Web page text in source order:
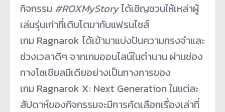
กิจกรรม #ROXMyStoryได้เชิญชวนให้เหล่าผู้
เล่นรุ่นเก่าที่เติบโตมากับแฟรนไชส์
เกม Ragnarok ได้เข้ามาแบ่งปันความทรงจำและ
ช่วงเวลาดีๆ จากเกมออนไลน์ในตำนาน ผ่านช่อง
ทางโซเชียลมีเดียอย่างเป็นทางการของ
เกม Ragnarok X: Next Generation ในแต่ละ
สัปดาห์ของกิจกรรมจะมีการคัดเลือกเรื่องเล่าที่